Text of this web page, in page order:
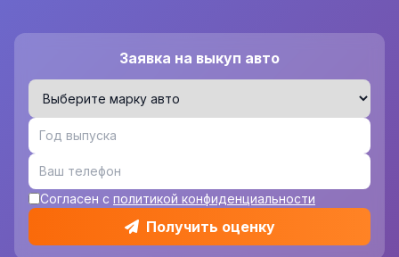
Заявка на выкуп авто
Согласен с политикой конфиденциальности
Получить оценку